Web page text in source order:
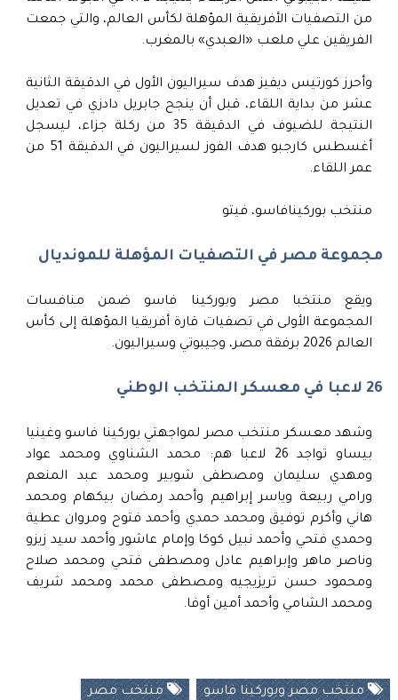
من التصفيات الأفريقية المؤهلة لكأس العالم، والتي جمعت
الفريقين علي ملعب «العبدي» بالمغرب.
وأحرز كورتيس ديفيز هدف سيراليون الأول في الدقيقة الثانية
عشر من بداية اللقاء، قبل أن ينجح جابريل دادزي في تعديل
النتيجة للضيوف في الدقيقة 35 من ركلة جزاء، ليسجل
أغسطس كارجبو هدف الفوز لسيراليون في الدقيقة 51 من
عمر اللقاء.
منتخب بوركينافاسو، فيتو
مجموعة مصر في التصفيات المؤهلة للمونديال
ويقع منتخبا مصر وبوركينا فاسو ضمن منافسات
المجموعة الأولى في تصفيات قارة أفريقيا المؤهلة إلى كأس
العالم 2026 برفقة مصر، وجيبوتي وسيراليون.
26 لاعبا في معسكر المنتخب الوطني
وشهد معسكر منتخب مصر لمواجهتي بوركينا فاسو وغينيا
بيساو تواجد 26 لاعبا هم: محمد الشناوي ومحمد عواد
ومهدي سليمان ومصطفى شوبير ومحمد عبد المنعم
ورامي ربيعة وياسر إبراهيم وأحمد رمضان بيكهام ومحمد
هاني وأكرم توفيق ومحمد حمدي وأحمد فتوح ومروان عطية
وحمدي فتحي وأحمد نبيل كوكا وإمام عاشور وأحمد سيد زيزو
وناصر ماهر وإبراهيم عادل ومصطفى فتحي ومحمد صلاح
ومحمود حسن تريزيجيه ومصطفى محمد ومحمد شريف
ومحمد الشامي وأحمد أمين أوفا.
منتخب مصر وبوركينا فاسو منتخب مصر